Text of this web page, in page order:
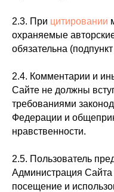
2.3. При цитировании
охраняемые
обязательна
2.4. Комментарии и
Сайте не должны
требованиями
Федерации и
нравственности.
2.5. Пользователь
Администрация Сайта
посещение и